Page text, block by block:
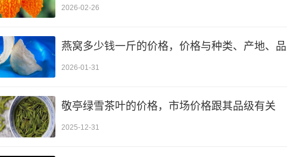
2026-02-26
燕窝多少钱一斤的价格，价格与种类、产地、
2026-01-31
敬亭绿雪茶叶的价格，市场价格跟其品级有关
2025-12-31